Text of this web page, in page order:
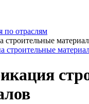
по отраслям
строительные